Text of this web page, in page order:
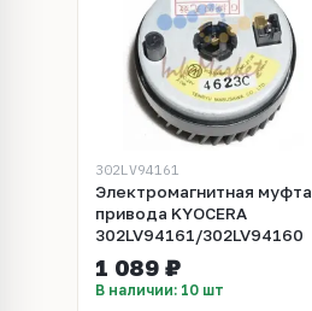
302LV94161
Электромагнитная муфта
привода KYOCERA
302LV94161/302LV94160
1 089 ₽
В наличии: 10 шт